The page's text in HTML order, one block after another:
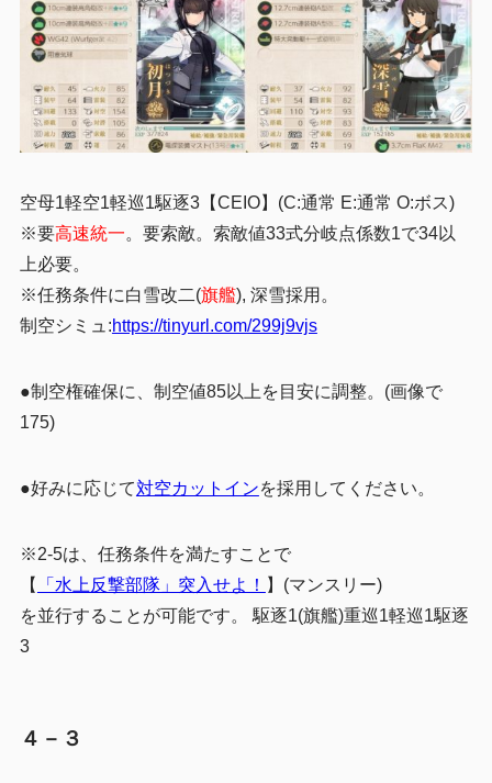
空母1軽空1軽巡1駆逐3【CEIO】(C:通常 E:通常 O:ボス)
※要高速統一。要索敵。索敵値33式分岐点係数1で34以
上必要。
※任務条件に白雪改二(旗艦), 深雪採用。
制空シミュ:https://tinyurl.com/299j9vjs
●制空権確保に、制空値85以上を目安に調整。(画像で
175)
●好みに応じて対空カットインを採用してください。
※2-5は、任務条件を満たすことで
【
「水上反撃部隊」突入せよ！ 】(マンスリー)
を並行することが可能です。 駆逐1(旗艦)重巡1軽巡1駆逐
3
４－３